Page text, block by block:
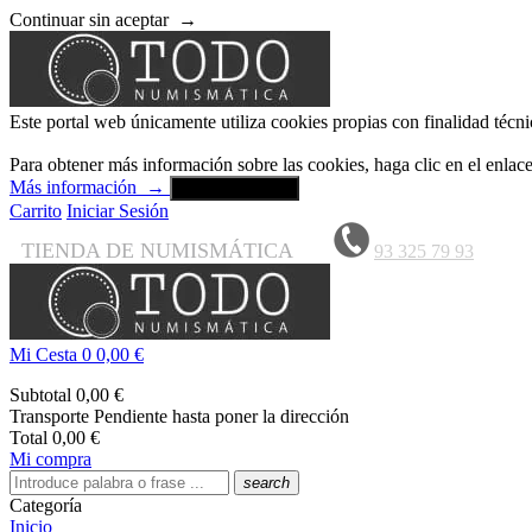
Continuar sin aceptar →
Este portal web únicamente utiliza cookies propias con finalidad
Para obtener más información sobre las cookies, haga clic en el
Más información
→
Carrito Iniciar Sesión
TIENDA DE NUMISMÁTICA 93 325 79 93
Mi Cesta 0 0,00 €
Subtotal 0,00 €
Transporte Pendiente hasta poner la dirección
Total 0,00 €
Mi compra
search
Categoría
Inicio